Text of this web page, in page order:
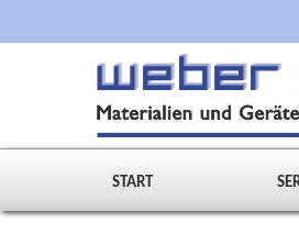
START